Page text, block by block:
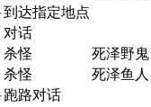
到达指定地点
对话
杀怪
死泽野鬼
杀怪
死泽鱼人
跑路对话